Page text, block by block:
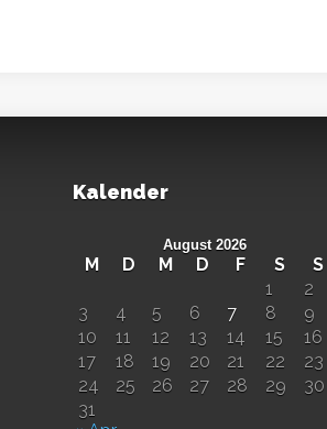
Kalender
August 2026
M D M D F S
S
1
2
3
4 5 6 7 8
9
10
11 12 13 14 15
16
17
18 19 20 21 22
23
24
25 26 27 28 29
30
31